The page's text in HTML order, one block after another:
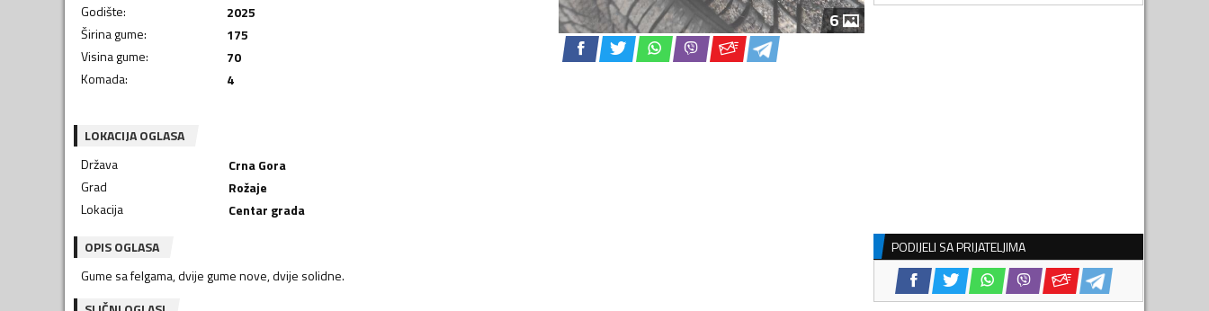
Godište:
2025
Širina gume:
175
Visina gume:
70
Komada: 4
6
LOKACIJA OGLASA
Država
Crna Gora
Grad
Rožaje
Lokacija
Centar grada
OPIS OGLASA
Gume sa felgama, dvije gume nove, dvije solidne.
PODIJELI SA PRIJATELJIMA